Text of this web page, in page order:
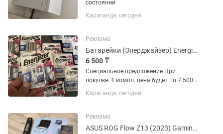
состоянии
Караганда, сегодня
Реклама
Батарейки (Энерджайзер) Energizer Ultimate Lithium - АА/AAA для GPS треккер
6 500 ₸
Специальное предложение При
покупке: 1 компл. цена будет по 7 500
тг 2 компл. цена будет по 7 000 тг 4
компл. цена будет по 6 500 тг 10 компл.
Караганда, сегодня
Реклама
ASUS ROG Flow Z13 (2023) Gaming Laptop Tablet